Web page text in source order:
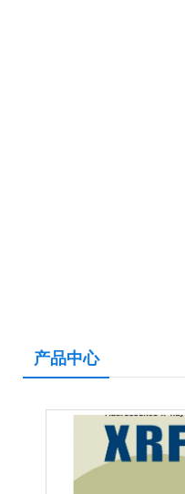
产品中心